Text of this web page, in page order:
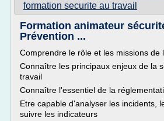
formation securite au travail
Formation animateur
Prévention ...
Comprendre le rôle et les missions de
Connaître les principaux enjeux de la
travail
Connaître l'essentiel de la
Etre capable d'analyser les incidents,
suivre les indicateurs